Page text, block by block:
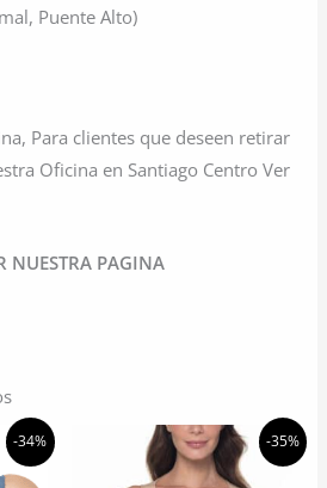
Puente Alto)
Para clientes que deseen retirar
Oficina en Santiago Centro Ver
NUESTRA PAGINA
-34% -35%